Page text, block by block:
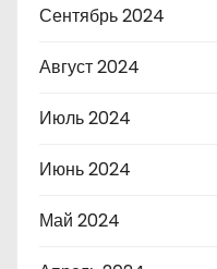
Сентябрь 2024
Август 2024
Июль 2024
Июнь 2024
Май 2024